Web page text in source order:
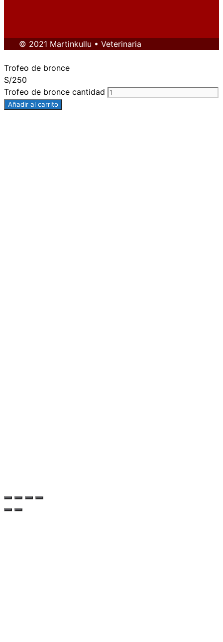
© 2021 Martinkullu • Veterinaria
Trofeo de bronce
S/250
Trofeo de bronce cantidad
Añadir al carrito